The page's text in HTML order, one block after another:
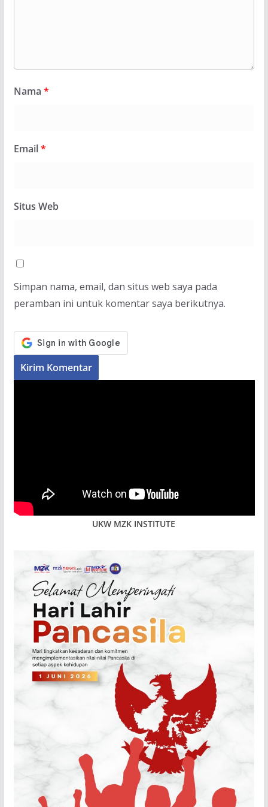
Nama *
Email*
Situs Web
Simpan nama, email, dan situs web saya pada
peramban ini untuk komentar saya berikutnya.
UKW MZK INSTITUTE